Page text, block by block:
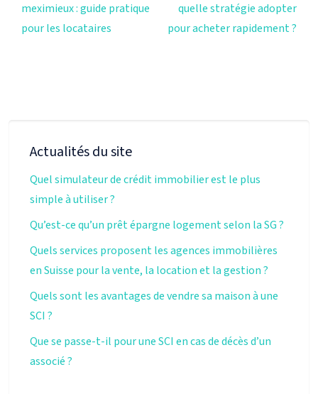
meximieux : guide pratique
pour les locataires
quelle stratégie adopter
pour acheter rapidement ?
Actualités du site
Quel simulateur de crédit immobilier est le plus
simple à utiliser ?
Qu’est-ce qu’un prêt épargne logement selon la SG ?
Quels services proposent les agences immobilières
en Suisse pour la vente, la location et la gestion ?
Quels sont les avantages de vendre sa maison à une
SCI ?
Que se passe-t-il pour une SCI en cas de décès d’un
associé ?